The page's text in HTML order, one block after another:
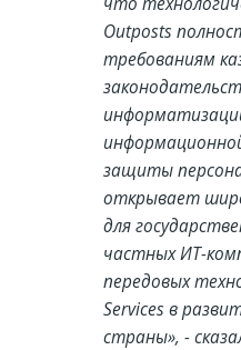
Outposts
требованиям
защиты
открывает
для
частных ИТ-
передовых
Services в
страны», -